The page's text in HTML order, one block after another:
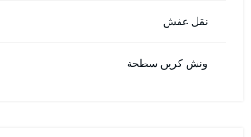
نقل عفش
ونش كرين سطحة